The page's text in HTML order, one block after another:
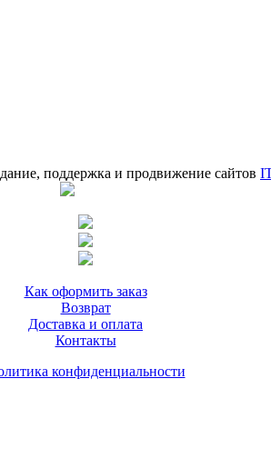
поддержка и продвижение сайтов
Как оформить заказ
Возврат
Доставка и оплата
Контакты
конфиденциальности